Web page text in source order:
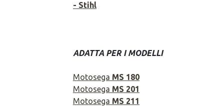
- Stihl
ADATTA PER I MODELLI
Motosega MS 180
Motosega MS 201
Motosega MS 211